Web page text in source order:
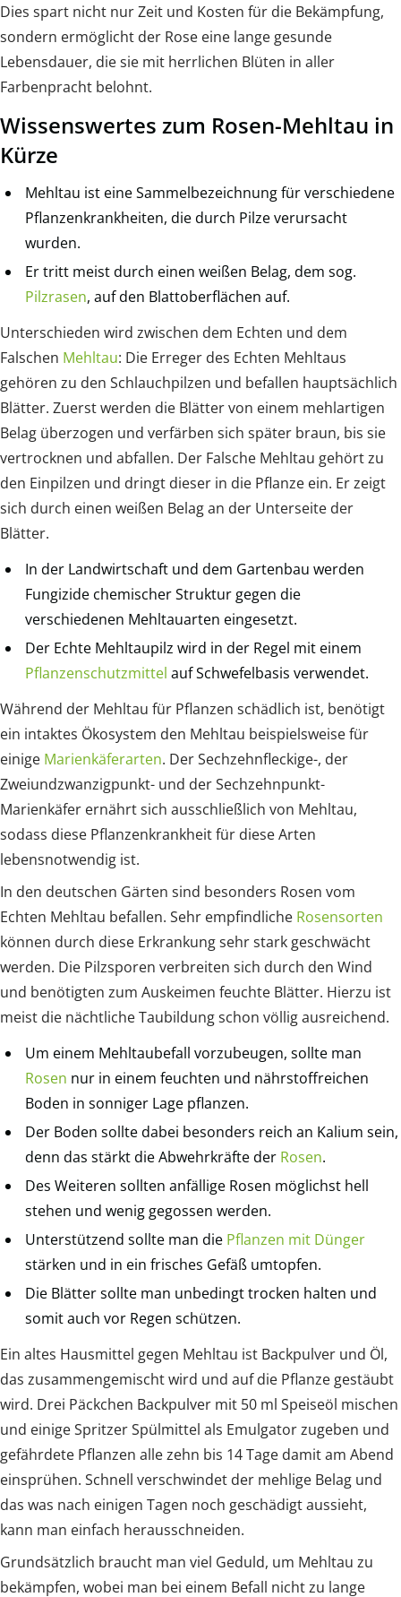
Dies spart nicht nur Zeit und Kosten für die Bekämpfung,
sondern ermöglicht der Rose eine lange gesunde
Lebensdauer, die sie mit herrlichen Blüten in aller
Farbenpracht belohnt.
Wissenswertes zum Rosen-Mehltau in
Kürze
Mehltau ist eine Sammelbezeichnung für verschiedene
Pflanzenkrankheiten, die durch Pilze verursacht
wurden.
Er tritt meist durch einen weißen Belag, dem sog.
Pilzrasen, auf den Blattoberflächen auf.
Unterschieden wird zwischen dem Echten und dem
Falschen Mehltau: Die Erreger des Echten Mehltaus
gehören zu den Schlauchpilzen und befallen hauptsächlich
Blätter. Zuerst werden die Blätter von einem mehlartigen
Belag überzogen und verfärben sich später braun, bis sie
vertrocknen und abfallen. Der Falsche Mehltau gehört zu
den Einpilzen und dringt dieser in die Pflanze ein. Er zeigt
sich durch einen weißen Belag an der Unterseite der
Blätter.
In der Landwirtschaft und dem Gartenbau werden
Fungizide chemischer Struktur gegen die
verschiedenen Mehltauarten eingesetzt.
Der Echte Mehltaupilz wird in der Regel mit einem
Pflanzenschutzmittel auf Schwefelbasis verwendet.
Während der Mehltau für Pflanzen schädlich ist, benötigt
ein intaktes Ökosystem den Mehltau beispielsweise für
einige Marienkäferarten. Der Sechzehnfleckige-, der
Zweiundzwanzigpunkt- und der Sechzehnpunkt-
Marienkäfer ernährt sich ausschließlich von Mehltau,
sodass diese Pflanzenkrankheit für diese Arten
lebensnotwendig ist.
In den deutschen Gärten sind besonders Rosen vom
Echten Mehltau befallen. Sehr empfindliche Rosensorten
können durch diese Erkrankung sehr stark geschwächt
werden. Die Pilzsporen verbreiten sich durch den Wind
und benötigten zum Auskeimen feuchte Blätter. Hierzu ist
meist die nächtliche Taubildung schon völlig ausreichend.
Um einem Mehltaubefall vorzubeugen, sollte man
Rosen nur in einem feuchten und nährstoffreichen
Boden in sonniger Lage pflanzen.
Der Boden sollte dabei besonders reich an Kalium sein,
denn das stärkt die Abwehrkräfte der Rosen.
Des Weiteren sollten anfällige Rosen möglichst hell
stehen und wenig gegossen werden.
Unterstützend sollte man die Pflanzen mit Dünger
stärken und in ein frisches Gefäß umtopfen.
Die Blätter sollte man unbedingt trocken halten und
somit auch vor Regen schützen.
Ein altes Hausmittel gegen Mehltau ist Backpulver und Öl,
das zusammengemischt wird und auf die Pflanze gestäubt
wird. Drei Päckchen Backpulver mit 50 ml Speiseöl mischen
und einige Spritzer Spülmittel als Emulgator zugeben und
gefährdete Pflanzen alle zehn bis 14 Tage damit am Abend
einsprühen. Schnell verschwindet der mehlige Belag und
das was nach einigen Tagen noch geschädigt aussieht,
kann man einfach herausschneiden.
Grundsätzlich braucht man viel Geduld, um Mehltau zu
bekämpfen, wobei man bei einem Befall nicht zu lange